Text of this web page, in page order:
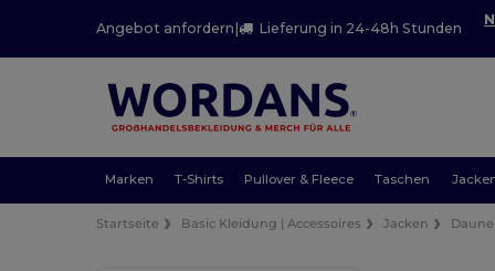
Angebot anfordern | Lieferung in 24-48h Stunden
Marken T-Shirts Pullover & Fleece Taschen
Startseite Basic Kleidung | Accessoires Jacken